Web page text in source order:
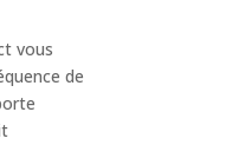
vous
de